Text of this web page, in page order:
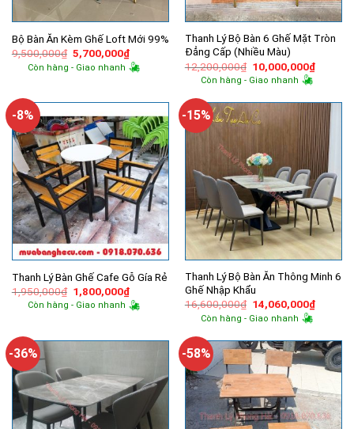
Bộ Bàn Ăn Kèm Ghế Loft Mới 99%
9,500,000₫ Giá
gốc
là:
5,700,000₫Giá
hiện
tại
Còn hàng - Giao nhanh
Thanh Lý Bộ Bàn 6 Ghế Mặt Tròn
Đẳng Cấp (Nhiều Màu)
12,200,000₫ Giá
gốc
là:
10,000,000₫Giá
hiện
Còn hàng - Giao nhanh
-8%
Thanh Lý Bàn Ghế Cafe Gỗ Gía Rẻ
1,950,000₫ Giá
gốc
là:
1,800,000₫Giá
hiện
tại
Còn hàng - Giao nhanh
-15%
Thanh Lý Bộ Bàn Ăn Thông Minh 6
Ghế Nhập Khẩu
16,600,000₫ Giá
gốc
là:
14,060,000₫Giá
hiện
Còn hàng - Giao nhanh
-36% -58%